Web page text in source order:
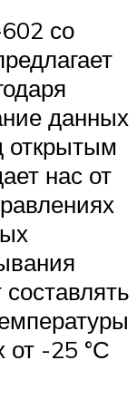
со
данных
открытым
нас от
от -25 °С